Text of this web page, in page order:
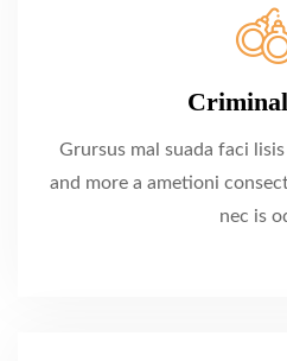
Grursus mal suada faci
and more a ametioni
nec is